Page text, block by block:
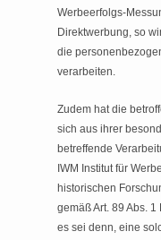
Werbeerfolgs-
Direktwerbung, so
die
verarbeiten.
Zudem hat die
sich aus ihrer
betreffende
IWM Institut für
historischen
gemäß Art. 89 Abs.
es sei denn, eine